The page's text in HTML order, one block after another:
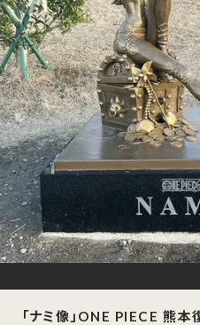
「ナミ像」ONE PIECE 熊本